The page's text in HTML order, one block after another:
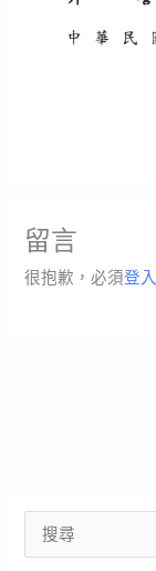
留言
很抱歉，必須登入